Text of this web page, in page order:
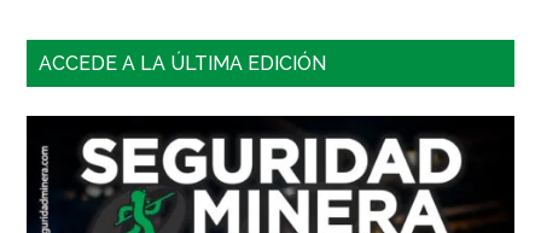
Barra
principal
ACCEDE A LA ÚLTIMA EDICIÓN